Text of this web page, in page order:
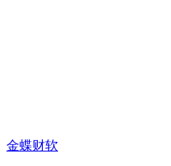
金蝶财软